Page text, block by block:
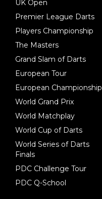
UK Open
Premier League Darts
Players Championship
The Masters
Grand Slam of Darts
European Tour
European Championship
World Grand Prix
World Matchplay
World Cup of Darts
World Series of Darts
Finals
PDC Challenge Tour
PDC Q-School